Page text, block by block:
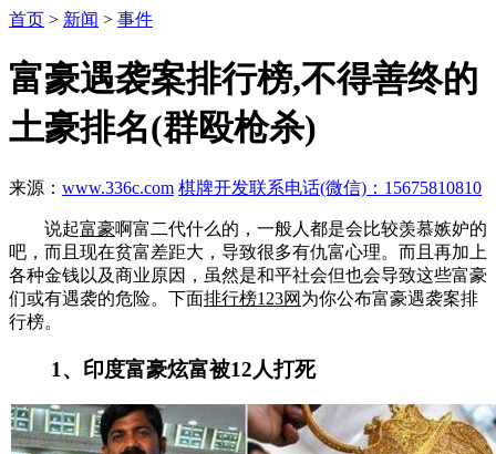
首页 > 新闻 > 事件
富豪遇袭案排行榜,不得善终的
土豪排名(群殴枪杀)
来源： www.336c.com 棋牌开发联系电话(微信)：15675810810
说起富豪啊富二代什么的，一般人都是会比较羡慕嫉妒的
吧，而且现在贫富差距大，导致很多有仇富心理。而且再加上
各种金钱以及商业原因，虽然是和平社会但也会导致这些富豪
们或有遇袭的危险。下面排行榜123网 为你公布富豪遇袭案排
行榜。
1、印度富豪炫富被12人打死